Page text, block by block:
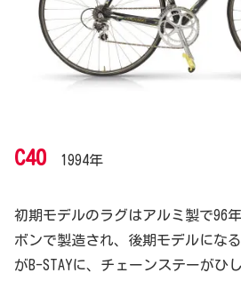
C40 1994年
初期モデルのラグはアルミ製で96
ボンで製造され、後期モデルにな
がB-STAYに、チェーンステーがひ